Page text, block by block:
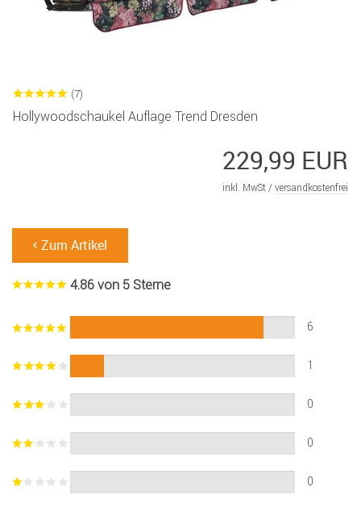
(7)
Hollywoodschaukel Auflage Trend Dresden
229,99 EUR
inkl. MwSt / versandkostenfrei
Zum Artikel
4.86 von 5 Sterne
6
1
0
0
0